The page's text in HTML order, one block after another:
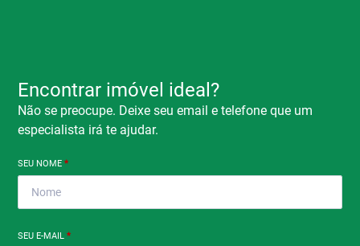
Encontrar imóvel ideal?
Não se preocupe. Deixe seu email e telefone que um
especialista irá te ajudar.
SEU NOME*
SEU E-MAIL*